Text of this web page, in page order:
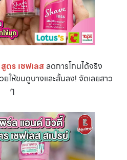
ตร เชฟเลสลดการโกนได้จริง
ให้ขนดูบางและสั้นลง! จัดเลยสาว
ๆ